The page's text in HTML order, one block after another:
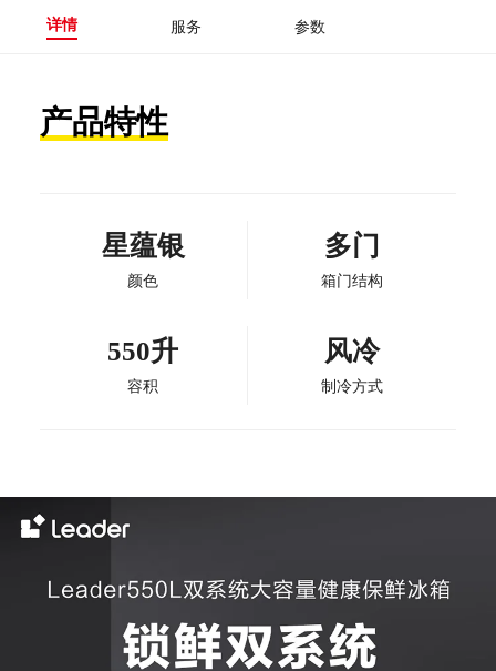
详情 服务 参数
产品特性
星蕴银
颜色
多门
箱门结构
550升
容积
风冷
制冷方式